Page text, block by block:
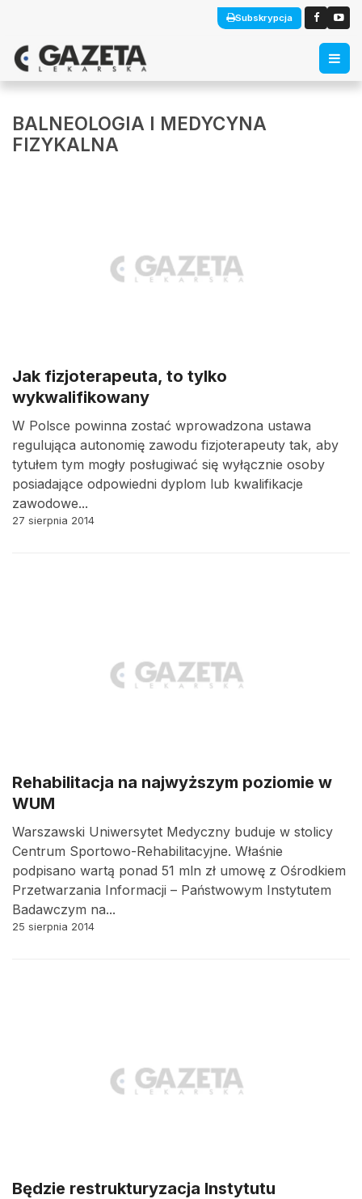
Subskrypcja
BALNEOLOGIA I MEDYCYNA
FIZYKALNA
Jak fizjoterapeuta, to tylko
wykwalifikowany
W Polsce powinna zostać wprowadzona ustawa
regulująca autonomię zawodu fizjoterapeuty tak, aby
tytułem tym mogły posługiwać się wyłącznie osoby
posiadające odpowiedni dyplom lub kwalifikacje
zawodowe...
27 sierpnia 2014
Rehabilitacja na najwyższym poziomie w
WUM
Warszawski Uniwersytet Medyczny buduje w stolicy
Centrum Sportowo-Rehabilitacyjne. Właśnie
podpisano wartą ponad 51 mln zł umowę z Ośrodkiem
Przetwarzania Informacji – Państwowym Instytutem
Badawczym na...
25 sierpnia 2014
Będzie restrukturyzacja Instytutu